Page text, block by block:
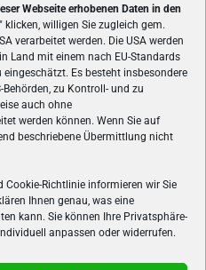
Webseite erhobenen Daten in den
klicken, willigen Sie zugleich gem.
verarbeitet werden. Die USA werden
Land mit einem nach EU-Standards
Es besteht insbesondere
zu Kontroll- und zu
auch ohne
werden können. Wenn Sie auf
beschriebene Übermittlung nicht
Cookie-Richtlinie informieren wir Sie
Ihnen genau, was eine
kann. Sie können Ihre Privatsphäre-
anpassen oder widerrufen.
UNS
ist das älteste Online-
bringt täglich aktuelle News,
Konsolenspielen, Gaming-
Welt des e-Sport's.
UNS